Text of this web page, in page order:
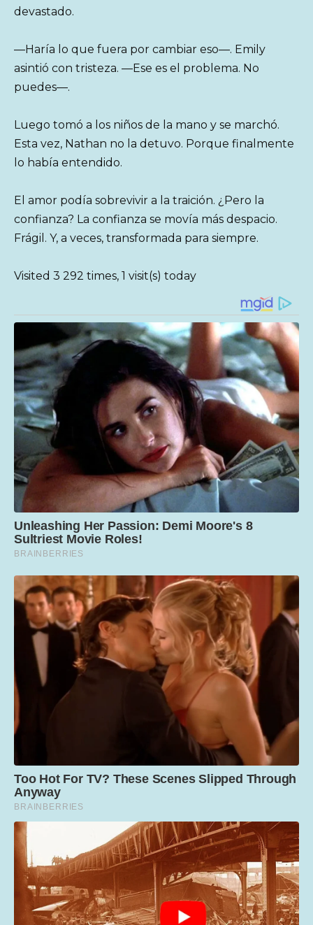
devastado.
—Haría lo que fuera por cambiar eso—. Emily
asintió con tristeza. —Ese es el problema. No
puedes—.
Luego tomó a los niños de la mano y se marchó.
Esta vez, Nathan no la detuvo. Porque finalmente
lo había entendido.
El amor podía sobrevivir a la traición. ¿Pero la
confianza? La confianza se movía más despacio.
Frágil. Y, a veces, transformada para siempre.
Visited 3 292 times, 1 visit(s) today